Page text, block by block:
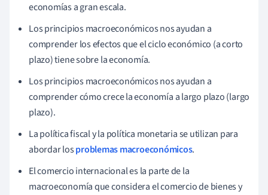
economías a gran escala.
Los principios macroeconómicos nos ayudan a
comprender los efectos que el ciclo económico (a corto
plazo) tiene sobre la economía.
Los principios macroeconómicos nos ayudan a
comprender cómo crece la economía a largo plazo (largo
plazo).
La política fiscal y la política monetaria se utilizan para
abordar losproblemas macroeconómicos.
El comercio internacional es la parte de la
macroeconomía que considera el comercio de bienes y